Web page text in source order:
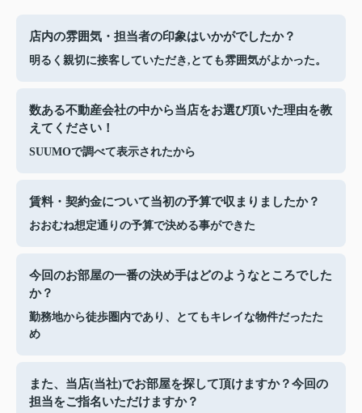
店内の雰囲気・担当者の印象はいかがでしたか？
明るく親切に接客していただき,とても雰囲気がよかった。
数ある不動産会社の中から当店をお選び頂いた理由を教
えてください！
SUUMOで調べて表示されたから
賃料・契約金について当初の予算で収まりましたか？
おおむね想定通りの予算で決める事ができた
今回のお部屋の一番の決め手はどのようなところでした
か？
勤務地から徒歩圏内であり、とてもキレイな物件だったた
め
また、当店(当社)でお部屋を探して頂けますか？今回の
担当をご指名いただけますか？